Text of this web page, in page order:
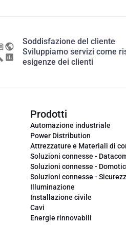
Soddisfazione del cliente
Sviluppiamo servizi come
esigenze dei clienti
Prodotti
Automazione industriale
Power Distribution
Attrezzature e Materiali di
Soluzioni connesse -
Soluzioni connesse -
Soluzioni connesse -
Illuminazione
Installazione civile
Cavi
Energie rinnovabili